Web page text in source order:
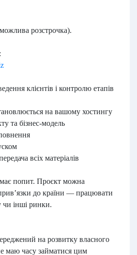
розстрочка).
клієнтів і контролю етапів
на вашому хостингу
та бізнес-модель
всіх матеріалів
попит. Проєкт можна
до країни — працювати
чи інші ринки.
на розвитку власного
маю часу займатися цим